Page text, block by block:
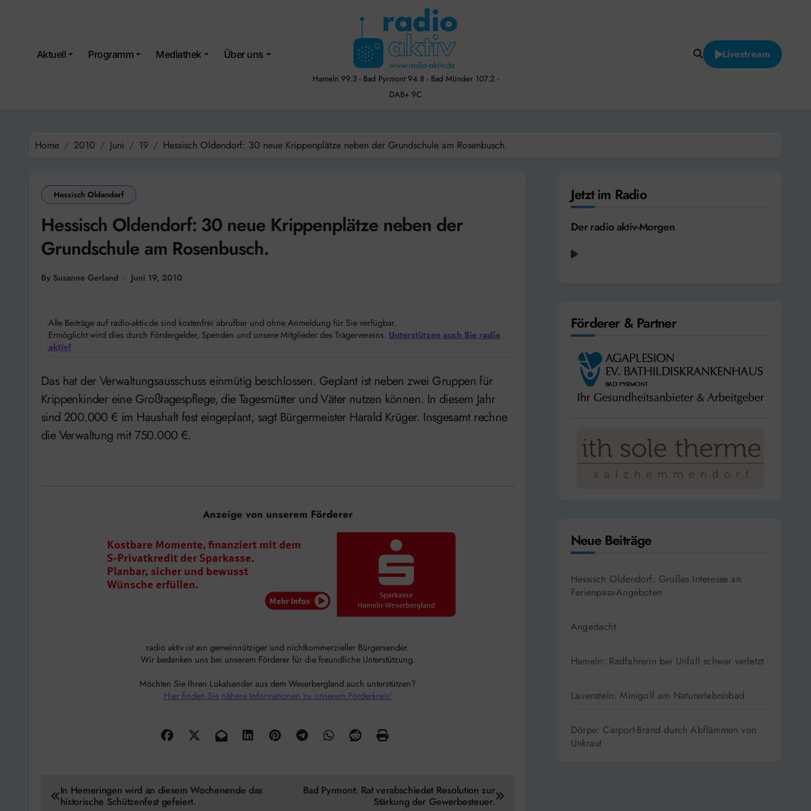
Aktuell Programm Mediathek Über uns
Hameln 99.3 - Bad Pyrmont 94.8 - Bad Münder 107.2 -
DAB+ 9C
Livestream
Home 2010 Juni 19 Hessisch Oldendorf: 30 neue Krippenplätze neben der Grundschule am Rosenbusch.
Hessisch Oldendorf
Hessisch Oldendorf: 30 neue Krippenplätze neben der
Grundschule am Rosenbusch.
By Susanne Gerland Juni 19, 2010
Alle Beiträge auf radio-aktiv.de sind kostenfrei abrufbar und ohne Anmeldung für Sie verfügbar.
Ermöglicht wird dies durch Fördergelder, Spenden und unsere Mitglieder des Trägervereins. Unterstützen auch Sie radio
aktiv!
Das hat der Verwaltungsausschuss einmütig beschlossen. Geplant ist neben zwei Gruppen für
Krippenkinder eine Großtagespflege, die Tagesmütter und Väter nutzen können. In diesem Jahr
sind 200.000 € im Haushalt fest eingeplant, sagt Bürgermeister Harald Krüger. Insgesamt rechne
die Verwaltung mit 750.000 €.
Anzeige von unserem Förderer
radio aktiv ist ein gemeinnütziger und nichtkommerzieller Bürgersender.
Wir bedanken uns bei unserem Förderer für die freundliche Unterstützung.
Möchten Sie Ihren Lokalsender aus dem Weserbergland auch unterstützen?
Hier finden Sie nähere Informationen zu unserem Förderkreis!
Beitragsnavigation
In Hemeringen wird an diesem Wochenende das
historische Schützenfest gefeiert.
Bad Pyrmont: Rat verabschiedet Resolution zur
Stärkung der Gewerbesteuer.
Jetzt im Radio
Der radio aktiv-Morgen
Förderer & Partner
Neue Beiträge
Hessisch Oldendorf: Großes Interesse an
Ferienpass-Angeboten
Angedacht
Hameln: Radfahrerin bei Unfall schwer verletzt
Lauenstein: Minigolf am Naturerlebnisbad
Dörpe: Carport-Brand durch Abflämmen von
Unkraut